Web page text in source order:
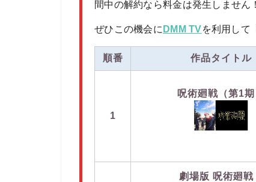
間中の解約なら料金は発生しません！
ぜひこの機会に DMM TVを利用して
順番 作品タイトル
1
呪術廻戦（第1期
劇場版 呪術廻戦